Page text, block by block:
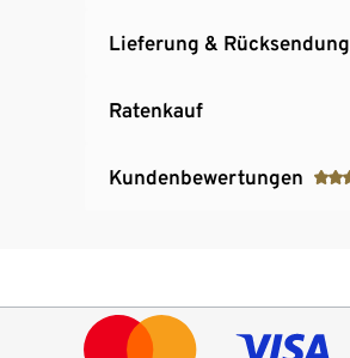
Lieferung & Rücksendung
Ratenkauf
Kundenbewertungen